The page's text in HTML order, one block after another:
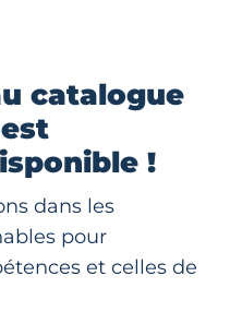
catalogue
!
dans les
pour
et celles de